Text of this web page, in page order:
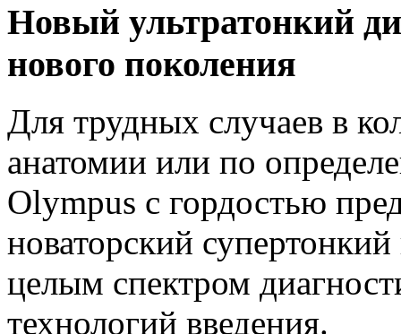
Новый ультратонкий
нового поколения
Для трудных случаев в
анатомии или по
Olympus с гордостью
новаторский
целым спектром
технологий введения.